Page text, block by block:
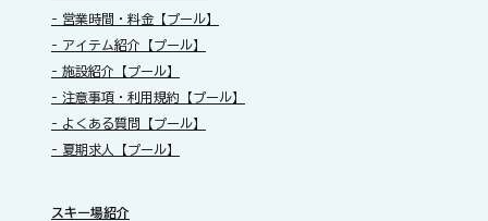
- 営業時間・料金【プール】
- アイテム紹介【プール】
- 施設紹介【プール】
- 注意事項・利用規約【プール】
- よくある質問【プール】
- 夏期求人【プール】
スキー場紹介